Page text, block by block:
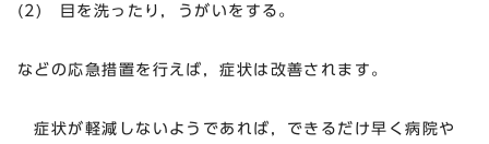
(2) 目を洗ったり，うがいをする。
などの応急措置を行えば，症状は改善されます。
症状が軽減しないようであれば，できるだけ早く病院や